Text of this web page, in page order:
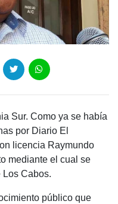
Sur. Como ya se había
por Diario El
licencia Raymundo
mediante el cual se
Cabos.
público que